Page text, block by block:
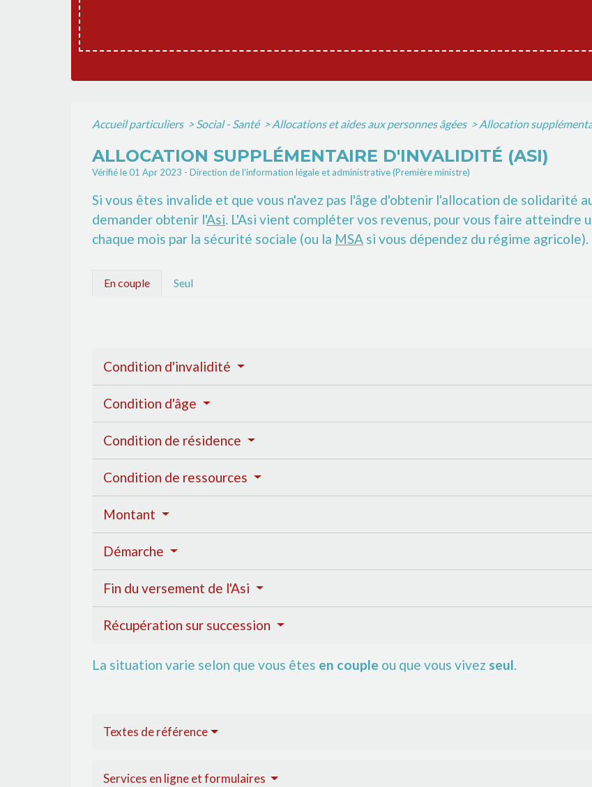
Accueil particuliers > Social - Santé > Allocations et aides aux personnes âgées > Allocation
ALLOCATION SUPPLÉMENTAIRE D'INVALIDITÉ (ASI)
Vérifié le 01 Apr 2023 - Direction de l'information légale et administrative (Première ministre)
Si vous êtes invalide et que vous n'avez pas l'âge d'obtenir l'allocation de solidarité
demander obtenir l'Asi. L'Asi vient compléter vos revenus, pour vous faire
chaque mois par la sécurité sociale (ou la MSA si vous dépendez du régime agricole).
En couple Seul
Condition d'invalidité
Condition d'âge
Condition de résidence
Condition de ressources
Montant
Démarche
Fin du versement de l'Asi
Récupération sur succession
La situation varie selon que vous êtes en couple ou que vous vivez seul.
Textes de référence
Services en ligne et formulaires